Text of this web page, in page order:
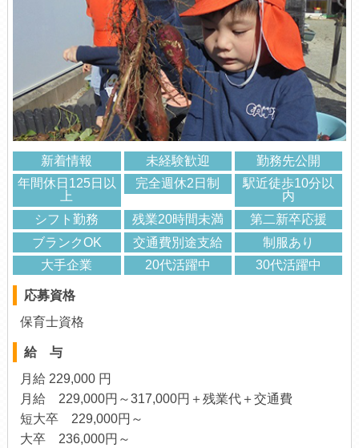
新着情報 未経験歓迎
勤務先公開
年間休日125日以
上
完全週休2日制
駅近徒歩10分以
内
シフト勤務
残業20時間未満
第二新卒応援
ブランクOK
交通費別途支給
制服あり
大手企業
20代活躍中 30代活躍中
応募資格
保育士資格
給 与
月給 229,000 円
月給 229,000円～317,000円＋残業代＋交通費
短大卒 229,000円～
大卒 236,000円～